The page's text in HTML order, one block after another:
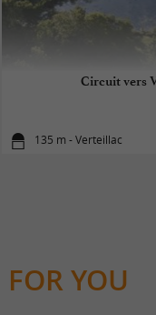
Circuit vers
135 m - Verteillac
FOR YOU